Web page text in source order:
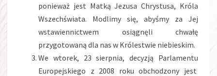
ponieważ jest Matką Jezusa Chrystusa, Króla
Wszechświata. Modlimy się, abyśmy za Jej
wstawiennictwem osiągnęli chwałę
przygotowaną dla nas w Królestwie niebieskim.
We wtorek, 23 sierpnia, decyzją Parlamentu
Europejskiego z 2008 roku obchodzony jest